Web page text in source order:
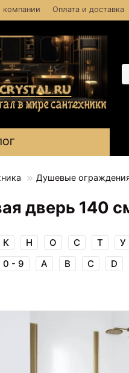
компании Оплата и доставка
Душевые
дверь 140
0 - 9 A B C D
К Н О С Т У